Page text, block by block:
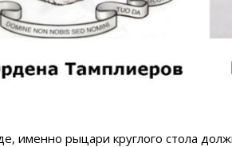
именно рыцари круглого стола